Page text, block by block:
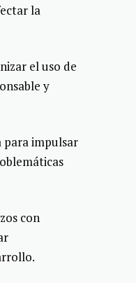
la
el uso de
y
para impulsar
con